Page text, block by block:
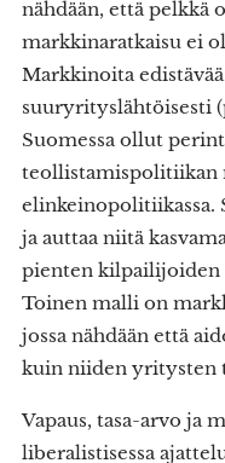
nähdään, että
markkinaratkaisu ei
Markkinoita
suuryrityslähtöisesti
Suomessa ollut
teollistamispolitiikan
elinkeinopolitiikassa.
ja auttaa niitä
pienten kilpailijoiden
Toinen malli on
jossa nähdään että
kuin niiden yritysten
Vapaus, tasa-arvo ja
liberalistisessa